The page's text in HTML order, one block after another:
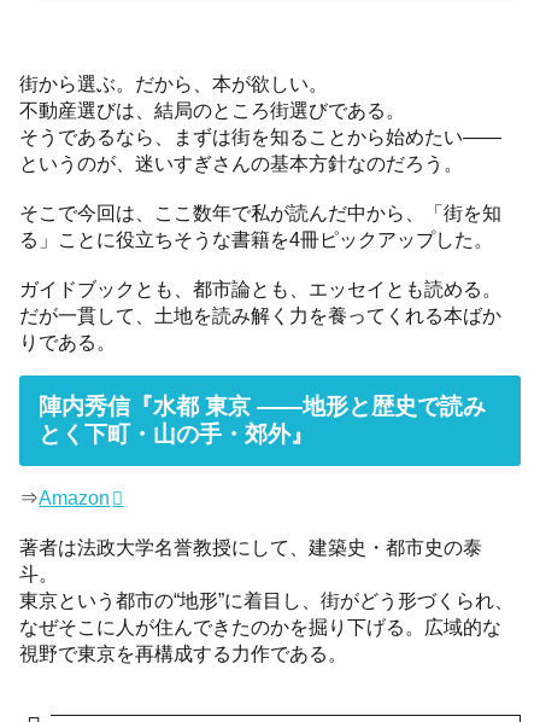
街から選ぶ。だから、本が欲しい。
不動産選びは、結局のところ街選びである。
そうであるなら、まずは街を知ることから始めたい——
というのが、迷いすぎさんの基本方針なのだろう。
そこで今回は、ここ数年で私が読んだ中から、「街を知
る」ことに役立ちそうな書籍を4冊ピックアップした。
ガイドブックとも、都市論とも、エッセイとも読める。
だが一貫して、土地を読み解く力を養ってくれる本ばか
りである。
陣内秀信『水都 東京 ――地形と歴史で読み
とく下町・山の手・郊外』
⇒Amazon
著者は法政大学名誉教授にして、建築史・都市史の泰
斗。
東京という都市の“地形”に着目し、街がどう形づくられ、
なぜそこに人が住んできたのかを掘り下げる。広域的な
視野で東京を再構成する力作である。